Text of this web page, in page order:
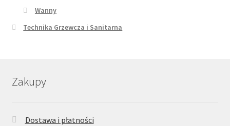
Wanny
Technika Grzewcza i Sanitarna
Zakupy
Dostawa i płatności